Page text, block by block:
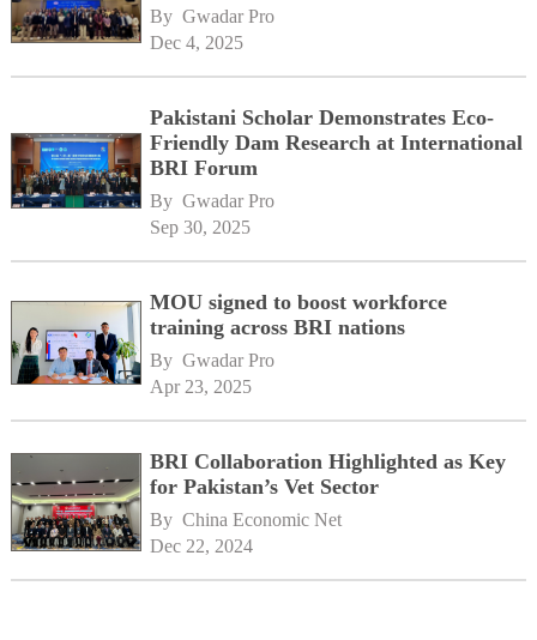
By Gwadar Pro
Dec 4, 2025
Pakistani Scholar Demonstrates Eco-
Friendly Dam Research at International
BRI Forum
By Gwadar Pro
Sep 30, 2025
MOU signed to boost workforce
training across BRI nations
By Gwadar Pro
Apr 23, 2025
BRI Collaboration Highlighted as Key
for Pakistan’s Vet Sector
By China Economic Net
Dec 22, 2024